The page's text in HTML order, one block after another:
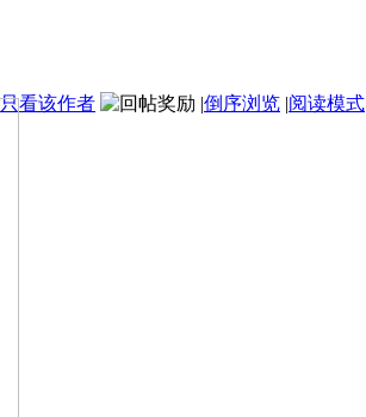
只看该作者 |倒序浏览 |阅读模式